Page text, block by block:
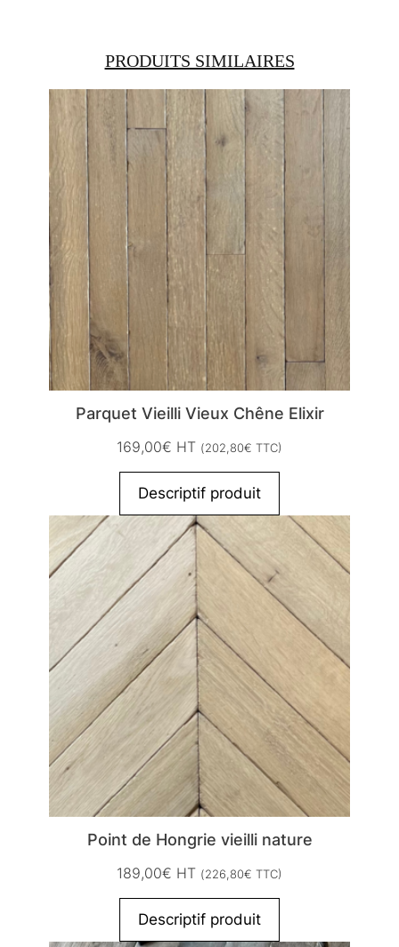
PRODUITS SIMILAIRES
Parquet Vieilli Vieux Chêne Elixir
169,00€ HT (202,80€ TTC)
Descriptif produit
Point de Hongrie vieilli nature
189,00€ HT (226,80€ TTC)
Descriptif produit